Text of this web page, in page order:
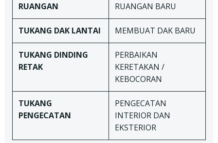
RUANGAN
RUANGAN BARU
TUKANG DAK LANTAI MEMBUAT DAK BARU
TUKANG DINDING
RETAK
PERBAIKAN
KERETAKAN /
KEBOCORAN
TUKANG
PENGECATAN
PENGECATAN
INTERIOR DAN
EKSTERIOR